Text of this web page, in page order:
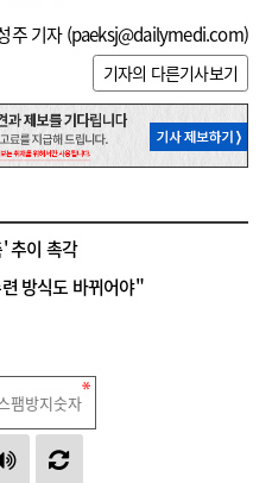
주 기자 (paeksj@dailymedi.com)
기자의 다른기사보기
추이 촉각
방식도 바뀌어야"